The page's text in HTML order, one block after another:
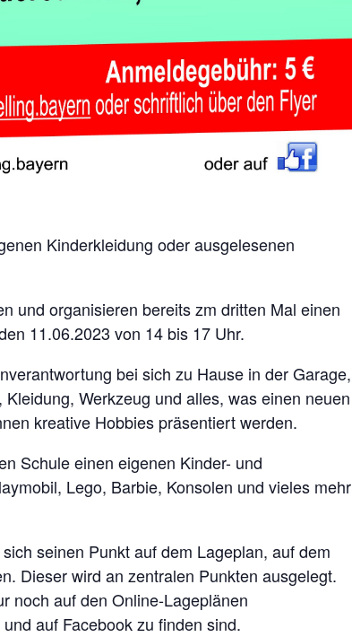
Kinderkleidung oder ausgelesenen
und organisieren bereits zm dritten Mal einen
11.06.2023 von 14 bis 17 Uhr.
bei sich zu Hause in der Garage,
Werkzeug und alles, was einen neuen
kreative Hobbies präsentiert werden.
Schule einen eigenen Kinder- und
Lego, Barbie, Konsolen und vieles mehr
seinen Punkt auf dem Lageplan, auf dem
Dieser wird an zentralen Punkten ausgelegt.
noch auf den Online-Lageplänen
auf Facebook zu finden sind.